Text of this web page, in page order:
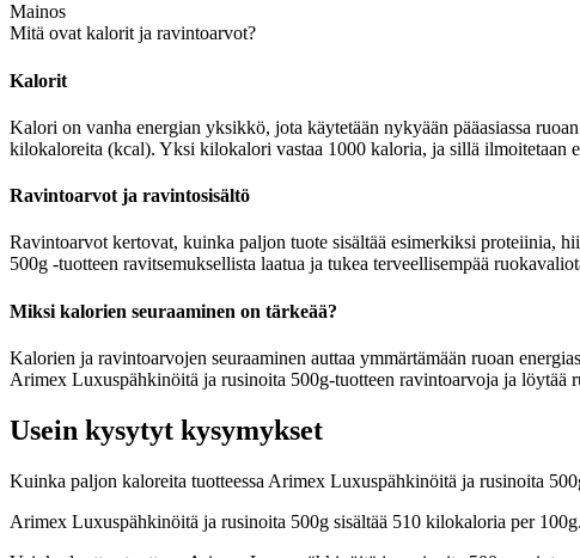
Mainos
Mitä ovat kalorit ja ravintoarvot?
Kalorit
Kalori on vanha energian yksikkö, jota käytetään nykyään pääasiassa
kilokaloreita (kcal). Yksi kilokalori vastaa 1000 kaloria, ja sillä ilmoitetaan
Ravintoarvot ja ravintosisältö
Ravintoarvot kertovat, kuinka paljon tuote sisältää esimerkiksi proteiinia,
500g -tuotteen ravitsemuksellista laatua ja tukea terveellisempää
Miksi kalorien seuraaminen on tärkeää?
Kalorien ja ravintoarvojen seuraaminen auttaa ymmärtämään ruoan
Arimex Luxuspähkinöitä ja rusinoita 500g-tuotteen ravintoarvoja ja löytää
Usein kysytyt kysymykset
Kuinka paljon kaloreita tuotteessa Arimex Luxuspähkinöitä ja rusinoita
Arimex Luxuspähkinöitä ja rusinoita 500g sisältää 510 kilokaloria per